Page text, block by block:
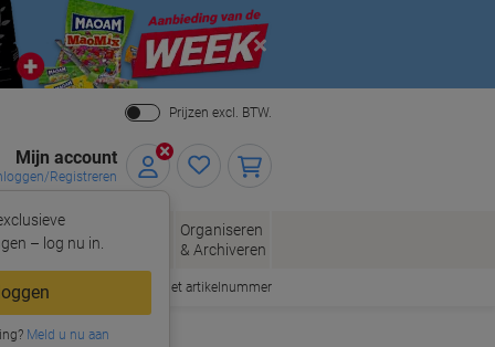
Close
Prijzen excl. BTW.
Mijn account
Registreren
– log nu in.
Meld u nu aan
Kantoorartikelen
Organiseren
& Archiveren
Snel bestellen met artikelnummer